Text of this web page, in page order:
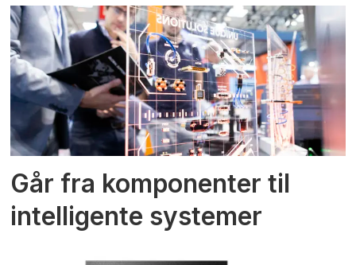
Går fra komponenter til
intelligente systemer